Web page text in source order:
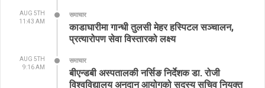
AUG 5TH
11:43 AM
समाचार
काडाघारीमा गान्धी तुलसी मेहर हस्पिटल सञ्चालन,
प्रत्यारोपण सेवा विस्तारको लक्ष्य
AUG 5TH
9:16 AM
समाचार
बीएन्डबी अस्पतालकी नर्सिङ निर्देशक डा. रोजी
विश्वविद्यालय अनुदान आयोगको सदस्य सचिव नियुक्त